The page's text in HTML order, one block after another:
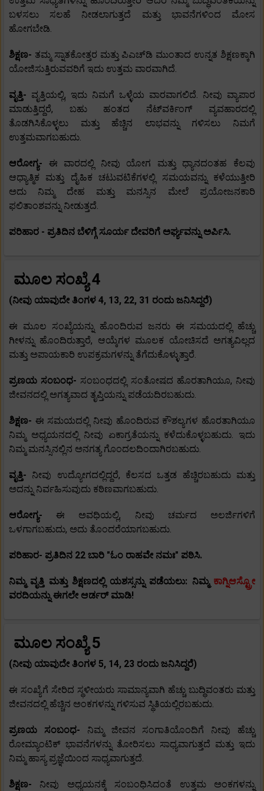
ಬಳಸಲು ಸಲಹೆ ನೀಡಲಾಗುತ್ತದೆ ಮತ್ತು ಭಾವನೆಗಳಿಂದ ಮೋಸ
ಹೋಗಬೇಡಿ.
ಶಿಕ್ಷಣ- ತಮ್ಮ ಸ್ನಾತಕೋತ್ತರ ಮತ್ತು ಪಿಎಚ್‌ಡಿ ಮುಂತಾದ ಉನ್ನತ ಶಿಕ್ಷಣಕ್ಕಾಗಿ
ಯೋಜಿಸುತ್ತಿರುವವರಿಗೆ ಇದು ಉತ್ತಮ ವಾರವಾಗಿದೆ.
ವೃತ್ತಿ- ವೃತ್ತಿಯಲ್ಲಿ, ಇದು ನಿಮಗೆ ಒಳ್ಳೆಯ ವಾರವಾಗಲಿದೆ. ನೀವು ವ್ಯಾಪಾರ
ಮಾಡುತ್ತಿದ್ದರೆ, ಬಹು ಹಂತದ ನೆಟ್‌ವರ್ಕಿಂಗ್ ವ್ಯವಹಾರದಲ್ಲಿ
ತೊಡಗಿಸಿಕೊಳ್ಳಲು ಮತ್ತು ಹೆಚ್ಚಿನ ಲಾಭವನ್ನು ಗಳಿಸಲು ನಿಮಗೆ
ಉತ್ತಮವಾಗಬಹುದು.
ಆರೋಗ್ಯ- ಈ ವಾರದಲ್ಲಿ ನೀವು ಯೋಗ ಮತ್ತು ಧ್ಯಾನದಂತಹ ಕೆಲವು
ಆಧ್ಯಾತ್ಮಿಕ ಮತ್ತು ದೈಹಿಕ ಚಟುವಟಿಕೆಗಳಲ್ಲಿ ಸಮಯವನ್ನು ಕಳೆಯುತ್ತೀರಿ
ಅದು ನಿಮ್ಮ ದೇಹ ಮತ್ತು ಮನಸ್ಸಿನ ಮೇಲೆ ಪ್ರಯೋಜನಕಾರಿ
ಫಲಿತಾಂಶವನ್ನು ನೀಡುತ್ತದೆ.
ಪರಿಹಾರ - ಪ್ರತಿದಿನ ಬೆಳಿಗ್ಗೆ ಸೂರ್ಯ ದೇವರಿಗೆ ಅರ್ಘ್ಯವನ್ನು ಅರ್ಪಿಸಿ.
ಮೂಲ ಸಂಖ್ಯೆ 4
(ನೀವು ಯಾವುದೇ ತಿಂಗಳ 4, 13, 22, 31 ರಂದು ಜನಿಸಿದ್ದರೆ)
ಈ ಮೂಲ ಸಂಖ್ಯೆಯನ್ನು ಹೊಂದಿರುವ ಜನರು ಈ ಸಮಯದಲ್ಲಿ ಹೆಚ್ಚು
ಗೀಳನ್ನು ಹೊಂದಿರುತ್ತಾರೆ, ಆಯ್ಕೆಗಳ ಮೂಲಕ ಯೋಚಿಸದೆ ಅಗತ್ಯವಿಲ್ಲದ
ಮತ್ತು ಅಪಾಯಕಾರಿ ಉಪಕ್ರಮಗಳನ್ನು ತೆಗೆದುಕೊಳ್ಳುತ್ತಾರೆ.
ಪ್ರಣಯ ಸಂಬಂಧ- ಸಂಬಂಧದಲ್ಲಿ ಸಂತೋಷದ ಹೊರತಾಗಿಯೂ, ನೀವು
ಜೀವನದಲ್ಲಿ ಅಗತ್ಯವಾದ ತೃಪ್ತಿಯನ್ನು ಪಡೆಯದಿರಬಹುದು.
ಶಿಕ್ಷಣ- ಈ ಸಮಯದಲ್ಲಿ ನೀವು ಹೊಂದಿರುವ ಕೌಶಲ್ಯಗಳ ಹೊರತಾಗಿಯೂ
ನಿಮ್ಮ ಅಧ್ಯಯನದಲ್ಲಿ ನೀವು ಏಕಾಗ್ರತೆಯನ್ನು ಕಳೆದುಕೊಳ್ಳಬಹುದು. ಇದು
ನಿಮ್ಮ ಮನಸ್ಸಿನಲ್ಲಿನ ಅನಗತ್ಯ ಗೊಂದಲದಿಂದಾಗಿರಬಹುದು.
ವೃತ್ತಿ- ನೀವು ಉದ್ಯೋಗದಲ್ಲಿದ್ದರೆ, ಕೆಲಸದ ಒತ್ತಡ ಹೆಚ್ಚಿರಬಹುದು ಮತ್ತು
ಅದನ್ನು ನಿರ್ವಹಿಸುವುದು ಕಠಿಣವಾಗಬಹುದು.
ಆರೋಗ್ಯ-ಈ ಅವಧಿಯಲ್ಲಿ, ನೀವು ಚರ್ಮದ ಅಲರ್ಜಿಗಳಿಗೆ
ಒಳಗಾಗಬಹುದು, ಅದು ತೊಂದರೆಯಾಗಬಹುದು.
ಪರಿಹಾರ- ಪ್ರತಿದಿನ 22 ಬಾರಿ "ಓಂ ರಾಹವೇ ನಮಃ" ಪಠಿಸಿ.
ನಿಮ್ಮ ವೃತ್ತಿ ಮತ್ತು ಶಿಕ್ಷಣದಲ್ಲಿ ಯಶಸ್ಸನ್ನು ಪಡೆಯಲು: ನಿಮ್ಮ ಕಾಗ್ನಿಆಸ್ಟ್ರೋ
ವರದಿಯನ್ನು ಈಗಲೇ ಆರ್ಡರ್ ಮಾಡಿ!
ಮೂಲ ಸಂಖ್ಯೆ 5
(ನೀವು ಯಾವುದೇ ತಿಂಗಳ 5, 14, 23 ರಂದು ಜನಿಸಿದ್ದರೆ)
ಈ ಸಂಖ್ಯೆಗೆ ಸೇರಿದ ಸ್ಥಳೀಯರು ಸಾಮಾನ್ಯವಾಗಿ ಹೆಚ್ಚು ಬುದ್ಧಿವಂತರು ಮತ್ತು
ಜೀವನದಲ್ಲಿ ಹೆಚ್ಚಿನ ಅಂಕಗಳನ್ನು ಗಳಿಸುವ ಸ್ಥಿತಿಯಲ್ಲಿರಬಹುದು.
ಪ್ರಣಯ ಸಂಬಂಧ- ನಿಮ್ಮ ಜೀವನ ಸಂಗಾತಿಯೊಂದಿಗೆ ನೀವು ಹೆಚ್ಚು
ರೋಮ್ಯಾಂಟಿಕ್ ಭಾವನೆಗಳನ್ನು ತೋರಿಸಲು ಸಾಧ್ಯವಾಗುತ್ತದೆ ಮತ್ತು ಇದು
ನಿಮ್ಮ ಹಾಸ್ಯ ಪ್ರಜ್ಞೆಯಿಂದ ಸಾಧ್ಯವಾಗುತ್ತದೆ.
ಶಿಕ್ಷಣ- ನೀವು ಅಧ್ಯಯನಕ್ಕೆ ಸಂಬಂಧಿಸಿದಂತೆ ಉತ್ತಮ ಅಂಕಗಳನ್ನು